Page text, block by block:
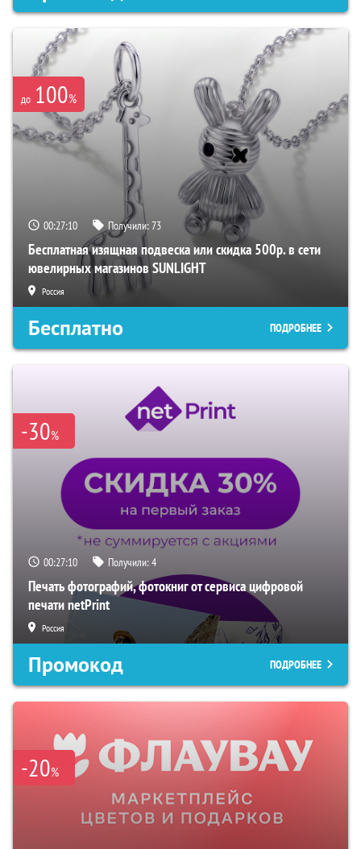
до 100%
00:27:09 Получили:73
Бесплатная изящная подвеска или скидка 500р. в сети
ювелирных магазинов SUNLIGHT
Россия
Бесплатно ПОДРОБНЕЕ
-30%
00:27:09 Получили:4
Печать фотографий, фотокниг от сервиса цифровой
печати netPrint
Россия
Промокод ПОДРОБНЕЕ
-20%